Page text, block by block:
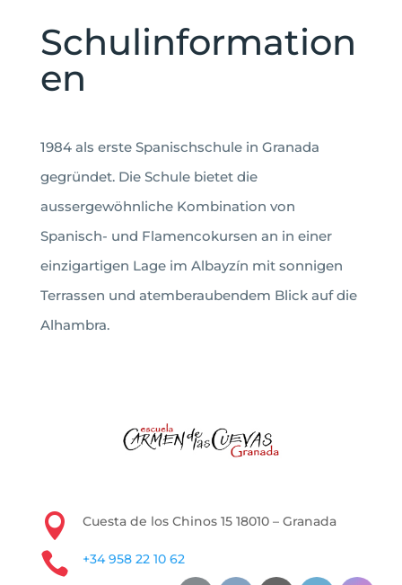
Schulinformation
en
1984 als erste Spanischschule in Granada
gegründet. Die Schule bietet die
aussergewöhnliche Kombination von
Spanisch- und Flamencokursen an in einer
einzigartigen Lage im Albayzín mit sonnigen
Terrassen und atemberaubendem Blick auf die
Alhambra.
 Cuesta de los Chinos 15 18010 – Granada
 +34 958 22 10 62